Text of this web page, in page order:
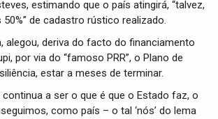
estimando que o país atingirá, “talvez,
de cadastro rústico realizado.
alegou, deriva do facto do financiamento
por via do “famoso PRR”, o Plano de
estar a meses de terminar.
continua a ser o que é que o Estado faz, o
como país – o tal ‘nós’ do lema